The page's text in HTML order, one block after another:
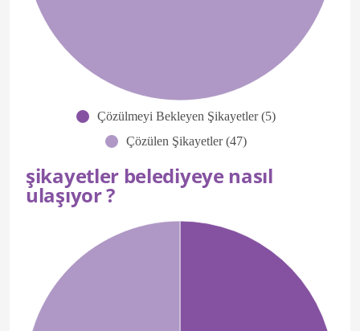
Çözülmeyi Bekleyen Şikayetler (5)
Çözülen Şikayetler (47)
şikayetler belediyeye nasıl
ulaşıyor ?